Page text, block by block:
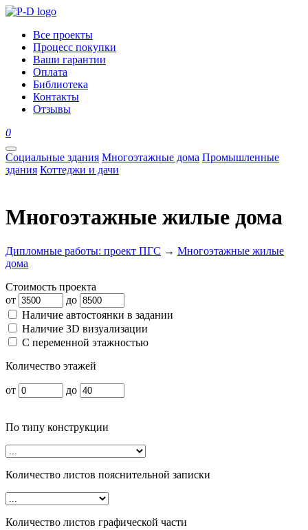
Все проекты
Процесс покупки
Ваши гарантии
Оплата
Библиотека
Контакты
Отзывы
0
Социальные здания Многоэтажные дома Промышленные
здания Коттеджи и дачи
Многоэтажные жилые дома
Дипломные работы: проект ПГС → Многоэтажные жилые
дома
Стоимость проекта
от
до
Наличие автостоянки в задании
Наличие 3D визуализации
С переменной этажностью
Количество этажей
от до
По типу конструкции
Количество листов пояснительной записки
Количество листов графической части